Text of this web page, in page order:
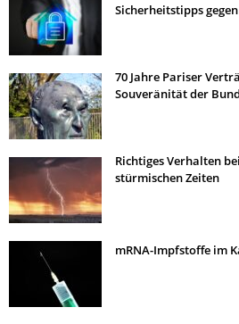
Sicherheitstipps
70 Jahre Pariser
Souveränität der
Richtiges Verhalten
stürmischen Zeiten
mRNA-Impfstoffe im